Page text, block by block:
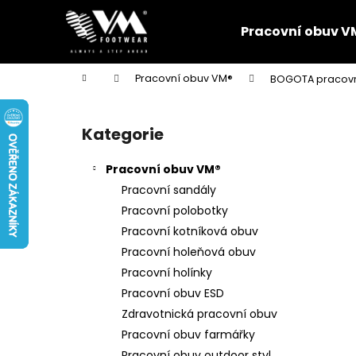
Pracovní obuv
Domů Pracovní obuv VM® BOGOTA
Přeskočit
kategorie
Kategorie
Pracovní obuv VM®
Pracovní sandály
Pracovní polobotky
Pracovní kotníková obuv
Pracovní holeňová obuv
Pracovní holínky
Pracovní obuv ESD
Zdravotnická pracovní obuv
Pracovní obuv farmářky
í
Zpět
do
Zpět
do